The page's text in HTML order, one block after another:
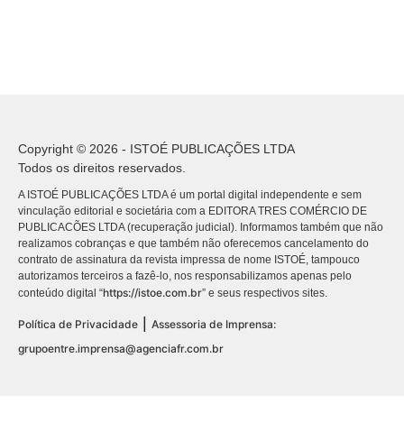
Copyright © 2026 - ISTOÉ PUBLICAÇÕES LTDA
Todos os direitos reservados.
A ISTOÉ PUBLICAÇÕES LTDA é um portal digital independente e sem
vinculação editorial e societária com a EDITORA TRES COMÉRCIO DE
PUBLICACÕES LTDA (recuperação judicial). Informamos também que não
realizamos cobranças e que também não oferecemos cancelamento do
contrato de assinatura da revista impressa de nome ISTOÉ, tampouco
autorizamos terceiros a fazê-lo, nos responsabilizamos apenas pelo
conteúdo digital “https://istoe.com.br” e seus respectivos sites.
Política de Privacidade
Assessoria de Imprensa:
grupoentre.imprensa@agenciafr.com.br